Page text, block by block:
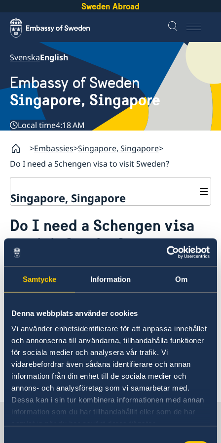
Samtycke Information Om
Denna webbplats använder cookies
Vi använder enhetsidentifierare för att anpassa innehållet
och annonserna till användarna, tillhandahålla funktioner
för sociala medier och analysera vår trafik. Vi
vidarebefordrar även sådana identifierare och annan
information från din enhet till de sociala medier och
annons- och analysföretag som vi samarbetar med.
Dessa kan i sin tur kombinera informationen med annan
information som du har tillhandahållit eller som de har
Sweden Abroad
SvenskaEnglish
Embassy of Sweden
Singapore, Singapore
Local time4:18 AM
Embassies Singapore, Singapore
Do I need a Schengen visa to visit Sweden?
Singapore, Singapore
About us
Embassy staff
Current
GDPR Data Protection Policy
Do I need a Schengen visa
to visit Sweden?
to enter into Sweden if the stay is less than 90 days.
Citizens from the following countries/territories require
a visa when entering Sweden,check the list
Last updated 22 Jun 2018, 2.22 PM
Sweden in Singapore